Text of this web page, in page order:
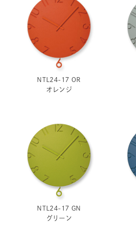
NTL24-17 OR
オレンジ
NTL24-17 GN
グリーン